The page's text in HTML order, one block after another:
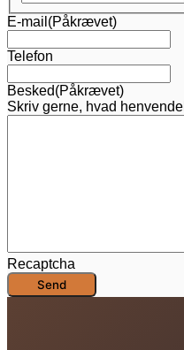
E-mail (Påkrævet)
Telefon
Besked(Påkrævet)
Skriv gerne, hvad
Recaptcha